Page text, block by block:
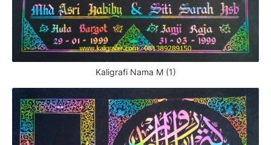
Kaligrafi Nama M (1)